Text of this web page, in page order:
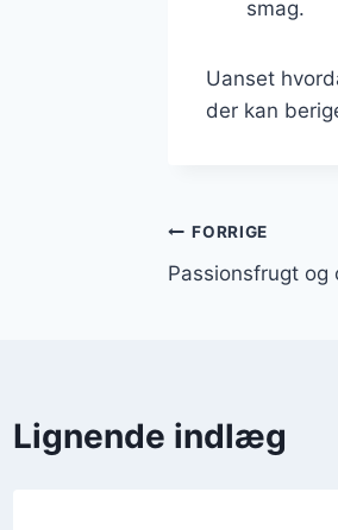
smag.
Uanset
der kan
FORRIGE
Passionsfrugt
Lignende indlæg